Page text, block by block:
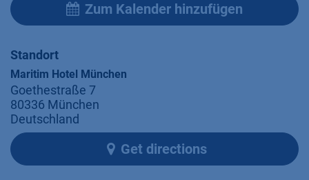
Zum Kalender hinzufügen
Standort
Maritim Hotel München
Goethestraße 7
80336 München
Deutschland
Get directions